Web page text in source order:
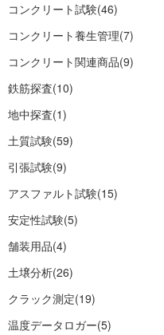
コンクリート試験(46)
コンクリート養生管理(7)
コンクリート関連商品(9)
鉄筋探査(10)
地中探査(1)
土質試験(59)
引張試験(9)
アスファルト試験(15)
安定性試験(5)
舗装用品(4)
土壌分析(26)
クラック測定(19)
温度データロガー(5)